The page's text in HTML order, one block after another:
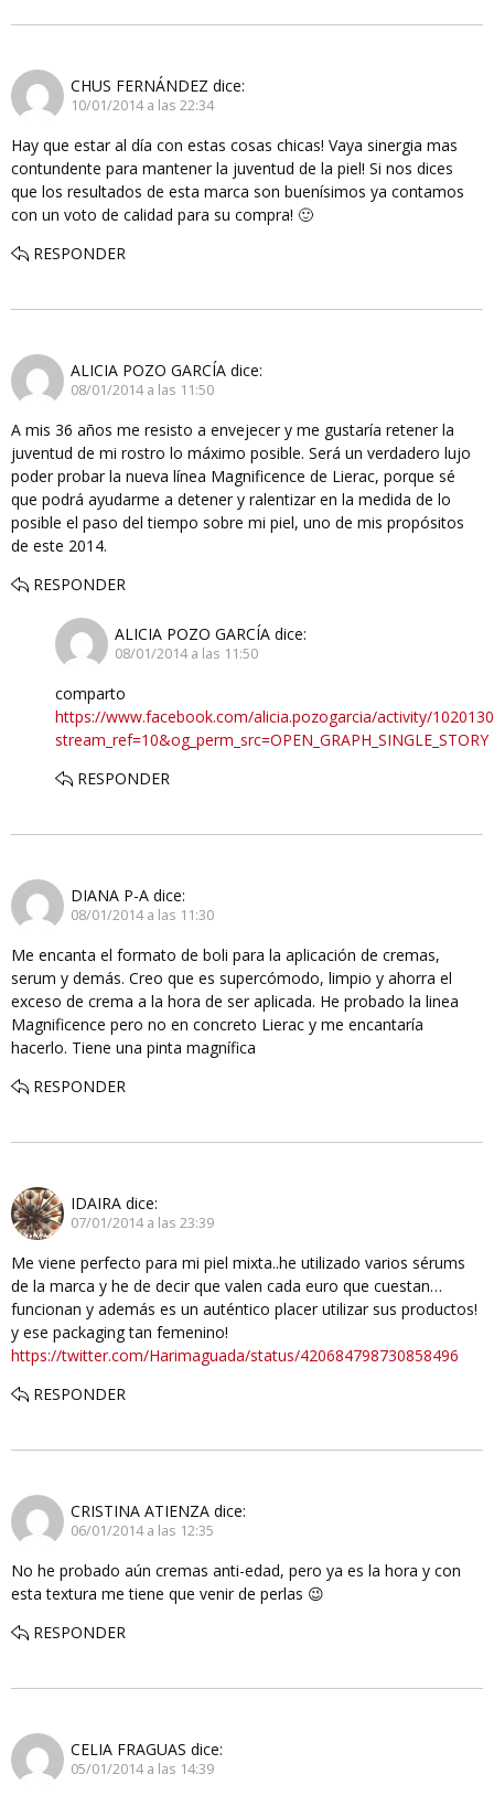
CHUS FERNÁNDEZ dice:
10/01/2014 a las 22:34
Hay que estar al día con estas cosas chicas! Vaya sinergia mas
contundente para mantener la juventud de la piel! Si nos dices
que los resultados de esta marca son buenísimos ya contamos
con un voto de calidad para su compra! 🙂
RESPONDER
ALICIA POZO GARCÍA dice:
08/01/2014 a las 11:50
A mis 36 años me resisto a envejecer y me gustaría retener la
juventud de mi rostro lo máximo posible. Será un verdadero lujo
poder probar la nueva línea Magnificence de Lierac, porque sé
que podrá ayudarme a detener y ralentizar en la medida de lo
posible el paso del tiempo sobre mi piel, uno de mis propósitos
de este 2014.
RESPONDER
ALICIA POZO GARCÍA dice:
08/01/2014 a las 11:50
comparto
https://www.facebook.com/alicia.pozogarcia/activity/
stream_ref=10&og_perm_src=OPEN_GRAPH_SINGLE_STORY
RESPONDER
DIANA P-A dice:
08/01/2014 a las 11:30
Me encanta el formato de boli para la aplicación de cremas,
serum y demás. Creo que es supercómodo, limpio y ahorra el
exceso de crema a la hora de ser aplicada. He probado la linea
Magnificence pero no en concreto Lierac y me encantaría
hacerlo. Tiene una pinta magnífica
RESPONDER
IDAIRA dice:
07/01/2014 a las 23:39
Me viene perfecto para mi piel mixta..he utilizado varios sérums
de la marca y he de decir que valen cada euro que cuestan…
funcionan y además es un auténtico placer utilizar sus productos!
y ese packaging tan femenino!
https://twitter.com/Harimaguada/status/420684798730858496
RESPONDER
CRISTINA ATIENZA dice:
06/01/2014 a las 12:35
No he probado aún cremas anti-edad, pero ya es la hora y con
esta textura me tiene que venir de perlas 😉
RESPONDER
CELIA FRAGUAS dice:
05/01/2014 a las 14:39